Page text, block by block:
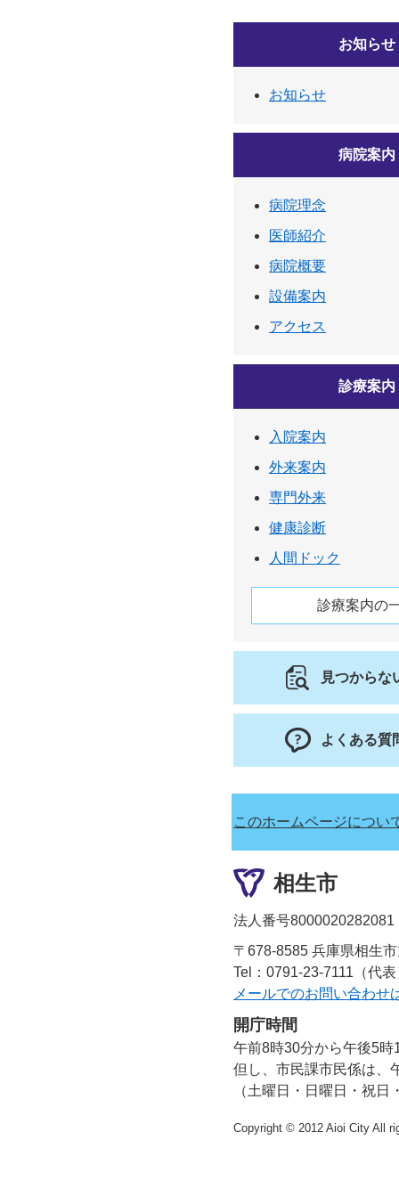
お知らせ
お知らせ
病院案内
病院理念
医師紹介
病院概要
設備案内
アクセス
診療案内
入院案内
外来案内
専門外来
健康診断
人間ドック
診療案内の
見つからな
よくある質
このホームページについ
相生市
法人番号8000020282081
〒678-8585 兵庫県相生
Tel：0791-23-7111（代
メールでのお問い合わせ
開庁時間
午前8時30分から午後5時
但し、市民課市民係は、
（土曜日・日曜日・祝日
Copyright © 2012 Aioi City All